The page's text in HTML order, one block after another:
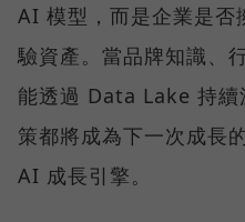
AI 模型，而是企業是否
驗資產。當品牌知識、
能透過 Data Lake 持
策都將成為下一次成長
AI 成長引擎。